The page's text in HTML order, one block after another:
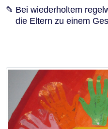
Bei wiederholtem
die Eltern zu einem